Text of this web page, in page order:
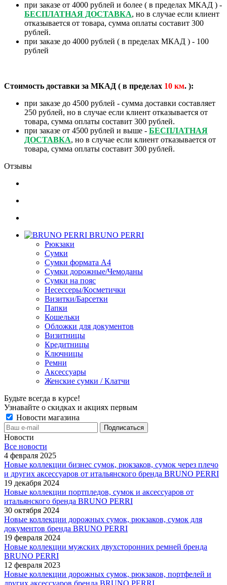
при заказе от 4000 рублей и более ( в пределах МКАД ) -
БЕСПЛАТНАЯ ДОСТАВКА, но в случае если клиент
отказывается от товара, сумма оплаты составит 300
рублей.
при заказе до 4000 рублей ( в пределах МКАД ) - 100
рублей
Стоимость доставки за МКАД ( в пределах 10 км. ):
при заказе до 4500 рублей - сумма доставки составляет
250 рублей, но в случае если клиент отказывается от
товара, сумма оплаты составит 300 рублей.
при заказе от 4500 рублей и выше - БЕСПЛАТНАЯ
ДОСТАВКА, но в случае если клиент отказывается от
товара, сумма оплаты составит 300 рублей.
Отзывы
BRUNO PERRI
Рюкзаки
Сумки
Сумки формата А4
Сумки дорожные/Чемоданы
Сумки на пояс
Несессеры/Косметички
Визитки/Барсетки
Папки
Кошельки
Обложки для документов
Визитницы
Кредитницы
Ключницы
Ремни
Аксессуары
Женские сумки / Клатчи
Будьте всегда в курсе!
Узнавайте о скидках и акциях первым
Новости магазина
Новости
Все новости
4 февраля 2025
Новые коллекции бизнес сумок, рюкзаков, сумок через плечо
и других аксессуаров от итальянского бренда BRUNO PERRI
19 декабря 2024
Новые коллекции портпледов, сумок и аксессуаров от
итальянского бренда BRUNO PERRI
30 октября 2024
Новые коллекции дорожных сумок, рюкзаков, сумок для
документов бренда BRUNO PERRI
19 февраля 2024
Новые коллекции мужских двухсторонних ремней бренда
BRUNO PERRI
12 февраля 2023
Новые коллекции дорожных сумок, рюкзаков, портфелей и